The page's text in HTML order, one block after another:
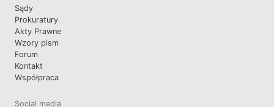
Sądy
Prokuratury
Akty Prawne
Wzory pism
Forum
Kontakt
Współpraca
Social media